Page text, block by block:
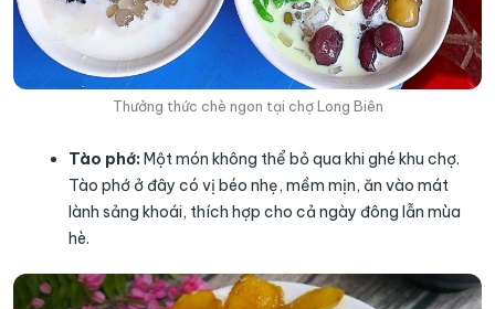
Thưởng thức chè ngon tại chợ Long Biên
Tào phớ: Một món không thể bỏ qua khi ghé khu chợ.
Tào phớ ở đây có vị béo nhẹ, mềm mịn, ăn vào mát
lành sảng khoái, thích hợp cho cả ngày đông lẫn mùa
hè.